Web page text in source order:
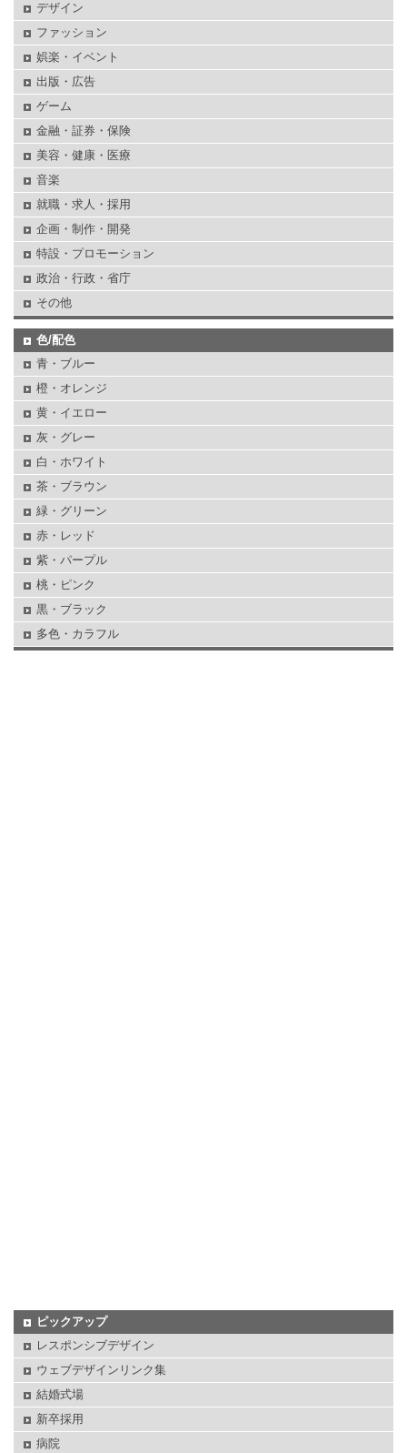
デザイン
ファッション
娯楽・イベント
出版・広告
ゲーム
金融・証券・保険
美容・健康・医療
音楽
就職・求人・採用
企画・制作・開発
特設・プロモーション
政治・行政・省庁
その他
色/配色
青・ブルー
橙・オレンジ
黄・イエロー
灰・グレー
白・ホワイト
茶・ブラウン
緑・グリーン
赤・レッド
紫・パープル
桃・ピンク
黒・ブラック
多色・カラフル
ピックアップ
レスポンシブデザイン
ウェブデザインリンク集
結婚式場
新卒採用
病院